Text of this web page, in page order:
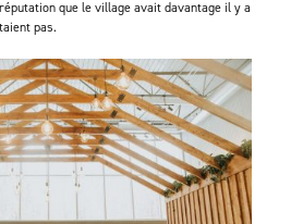
que le village avait davantage il y a
pas.